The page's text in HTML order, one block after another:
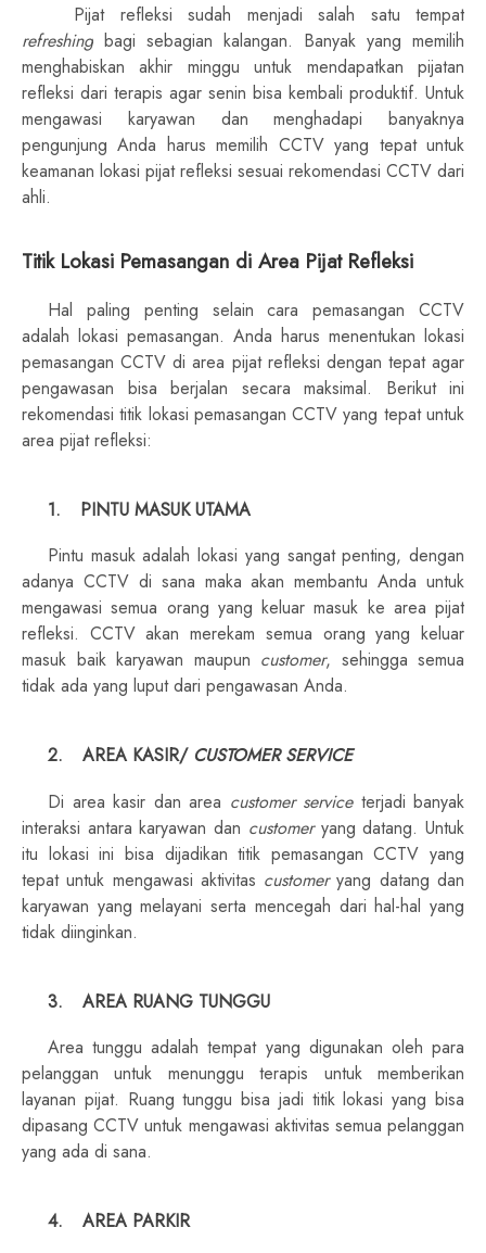
Pijat refleksi sudah menjadi salah satu tempat
refreshing bagi sebagian kalangan. Banyak yang memilih
menghabiskan akhir minggu untuk mendapatkan pijatan
refleksi dari terapis agar senin bisa kembali produktif. Untuk
mengawasi karyawan dan menghadapi banyaknya
pengunjung Anda harus memilih CCTV yang tepat untuk
keamanan lokasi pijat refleksi sesuai rekomendasi CCTV dari
ahli.
Titik Lokasi Pemasangan di Area Pijat Refleksi
Hal paling penting selain cara pemasangan CCTV
adalah lokasi pemasangan. Anda harus menentukan lokasi
pemasangan CCTV di area pijat refleksi dengan tepat agar
pengawasan bisa berjalan secara maksimal. Berikut ini
rekomendasi titik lokasi pemasangan CCTV yang tepat untuk
area pijat refleksi:
1.
PINTU MASUK UTAMA
Pintu masuk adalah lokasi yang sangat penting, dengan
adanya CCTV di sana maka akan membantu Anda untuk
mengawasi semua orang yang keluar masuk ke area pijat
refleksi. CCTV akan merekam semua orang yang keluar
masuk baik karyawan maupun customer, sehingga semua
tidak ada yang luput dari pengawasan Anda.
2. AREA KASIR/ CUSTOMER SERVICE
Di area kasir dan area customer serviceterjadi banyak
interaksi antara karyawan dan customeryang datang. Untuk
itu lokasi ini bisa dijadikan titik pemasangan CCTV yang
tepat untuk mengawasi aktivitas customeryang datang dan
karyawan yang melayani serta mencegah dari hal-hal yang
tidak diinginkan.
3.
AREA RUANG TUNGGU
Area tunggu adalah tempat yang digunakan oleh para
pelanggan untuk menunggu terapis untuk memberikan
layanan pijat. Ruang tunggu bisa jadi titik lokasi yang bisa
dipasang CCTV untuk mengawasi aktivitas semua pelanggan
yang ada di sana.
4.
AREA PARKIR